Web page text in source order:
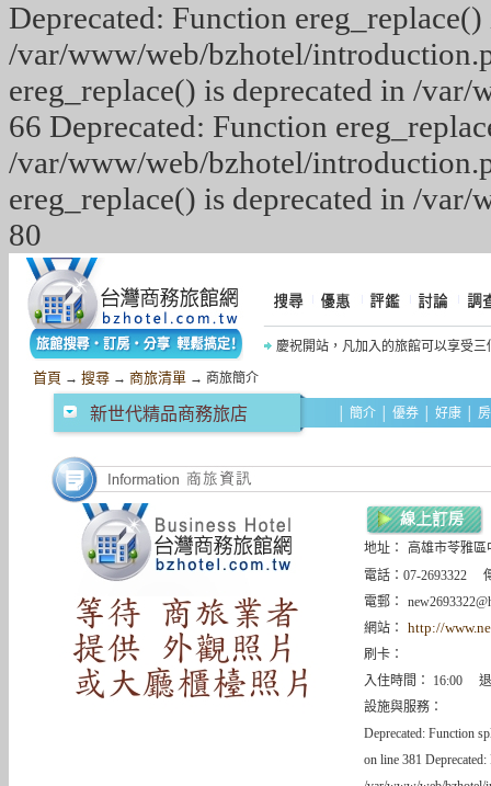
Deprecated: Function
/var/www/web/bzhotel/
ereg_replace() is deprecated in /
66 Deprecated: Function
/var/www/web/bzhotel/
ereg_replace() is deprecated in /
80
慶祝開站，凡加入的旅館可以享受
首頁 → 搜尋 → 商旅清單 → 商旅簡介
新世代精品商務旅店 簡介 優券 好康
地址：
高雄市苓雅
電話：07-2693322
電郵：
網站：
http://
刷卡：
入住時間： 16:00
設施與服務：
Deprecated: Function
on line 381